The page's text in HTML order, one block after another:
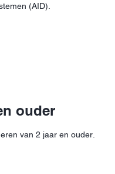
(AID).
ouder
van 2 jaar en ouder.